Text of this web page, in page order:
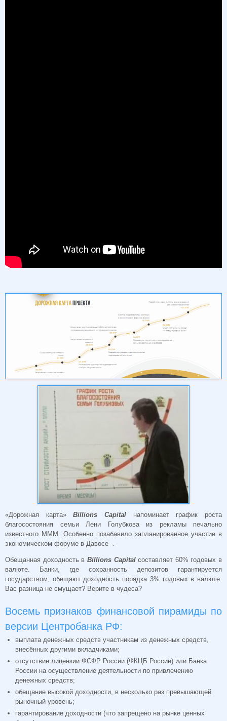
«Дорожная карта»Billions Capital напоминает график роста
благосостояния семьи Лени Голубкова из рекламы печально
известного МММ. Особенно позабавило запланированное участие в
экономическом форуме в Давосе .
Обещанная доходность в Billions Capitalсоставляет 60% годовых в
валюте. Банки, где сохранность депозитов гарантируется
государством, обещают доходность порядка 3% годовых в валюте.
Вас разница не смущает? Верите в чудеса?
Восемь признаков финансовой пирамиды по
версии Центробанка РФ:
выплата денежных средств участникам из денежных средств,
внесённых другими вкладчиками;
отсутствие лицензии ФСФР России (ФКЦБ России) или Банка
России на осуществление деятельности по привлечению
денежных средств;
обещание высокой доходности, в несколько раз превышающей
рыночный уровень;
гарантирование доходности (что запрещено на рынке ценных